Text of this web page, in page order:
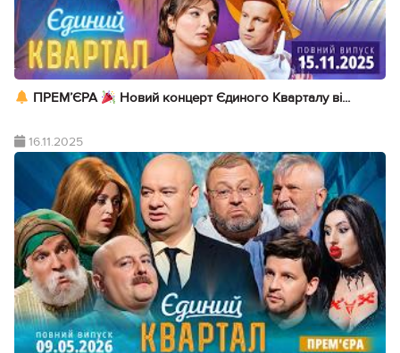
ПРЕМ’ЄРА Новий концерт Єдиного Кварталу ві...
16.11.2025